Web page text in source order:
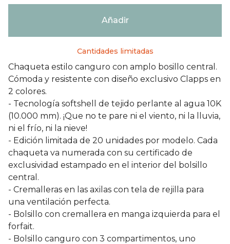
Añadir
Cantidades limitadas
Chaqueta estilo canguro con amplo bosillo central.
Cómoda y resistente con diseño exclusivo Clapps en
2 colores.
- Tecnología softshell de tejido perlante al agua 10K
(10.000 mm). ¡Que no te pare ni el viento, ni la lluvia,
ni el frío, ni la nieve!
- Edición limitada de 20 unidades por modelo. Cada
chaqueta va numerada con su certificado de
exclusividad estampado en el interior del bolsillo
central.
- Cremalleras en las axilas con tela de rejilla para
una ventilación perfecta.
- Bolsillo con cremallera en manga izquierda para el
forfait.
- Bolsillo canguro con 3 compartimentos, uno